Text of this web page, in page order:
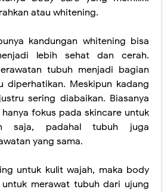
Negatif, Jangan Sampai Mengganggu Hidupmu!
Mudahkan Masyarakat dalam Bertransaksi
Belanja dari Rumah Jadi Makin Happy!
Semakin Mudah, Kemampuan Diri Pasti Bertambah!
Keza Felice "Tetap Menikah atau Berpisah"
Sunday, 9 August
atau whitening.
kandungan whitening bisa
lebih sehat dan cerah.
tubuh menjadi bagian
diperhatikan. Meskipun kadang
sering diabaikan. Biasanya
fokus pada skincare untuk
saja, padahal tubuh juga
yang sama.
untuk kulit wajah, maka body
merawat tubuh dari ujung